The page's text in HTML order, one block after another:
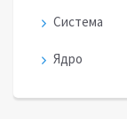
Система
Ядро